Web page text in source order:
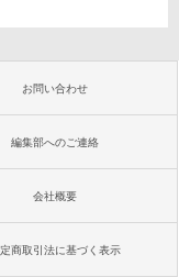
お問い合わせ
編集部へのご連絡
会社概要
商取引法に基づく表示